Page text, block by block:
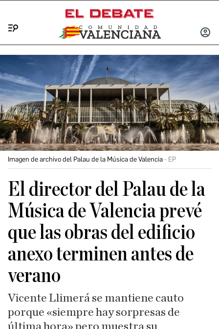
INICIAR
Imagen de archivo del Palau de la Música de Valencia EP
El director del Palau de la
Música de Valencia prevé
que las obras del edificio
anexo terminen antes de
verano
Vicente Llimerá se mantiene cauto
porque «siempre hay sorpresas de
última hora» pero muestra su